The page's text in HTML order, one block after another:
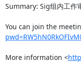
Summary: Sig组内工作
You can join the
More information <